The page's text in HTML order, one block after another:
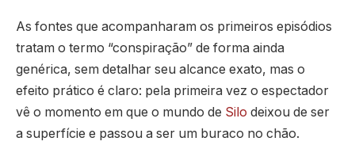
As fontes que acompanharam os primeiros episódios
tratam o termo “conspiração” de forma ainda
genérica, sem detalhar seu alcance exato, mas o
efeito prático é claro: pela primeira vez o espectador
vê o momento em que o mundo de Silo deixou de ser
a superfície e passou a ser um buraco no chão.